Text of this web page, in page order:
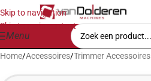
Skip to navigation
Skip to main content
Menu
Home/Accessoires/Trimmer Accessoires